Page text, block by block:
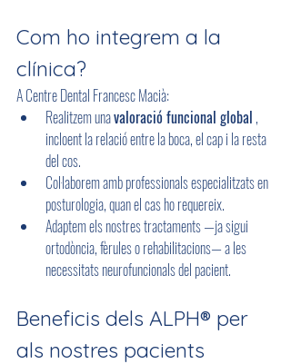
Com ho integrem a la
clínica?
A Centre Dental Francesc Macià:
Realitzem una valoració funcional global ,
incloent la relació entre la boca, el cap i la resta
del cos.
Col·laborem amb professionals especialitzats en
posturologia, quan el cas ho requereix.
Adaptem els nostres tractaments —ja sigui
ortodòncia, fèrules o rehabilitacions— a les
necessitats neurofuncionals del pacient.
Beneficis dels ALPH® per
als nostres pacients